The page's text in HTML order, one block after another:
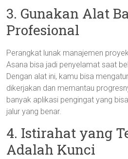
3. Gunakan Alat
Profesional
Perangkat lunak manajemen
Asana bisa jadi penyelamat saat
Dengan alat ini, kamu bisa
dikerjakan dan memantau
banyak aplikasi pengingat yang
jalur yang benar.
4. Istirahat yang
Adalah Kunci